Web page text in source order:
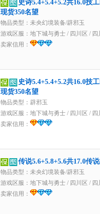
史诗5.4+5.4+5.2共16.0技
现货350名望
物品类型：未央幻境装备/辟邪玉
游戏区服： 地下城与勇士 / 四川区 / 四
卖家信用：
史诗5.4+5.4+5.2共16.0技
现货350名望
物品类型：辟邪玉
游戏区服： 地下城与勇士 / 四川区 / 四
卖家信用：
传说5.6+5.8+5.6共17.0传
物品类型：未央幻境装备/辟邪玉
游戏区服： 地下城与勇士 / 四川区 / 四
卖家信用：